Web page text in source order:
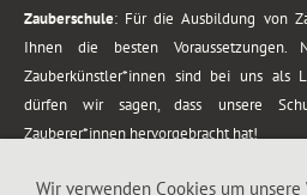
Zauberschule: Für die Ausbildung von
Ihnen die besten
Zauberkünstler*innen sind bei uns als
dürfen wir sagen, dass unsere
Zauberer*innen hervorgebracht hat!
Wir verwenden Cookies um